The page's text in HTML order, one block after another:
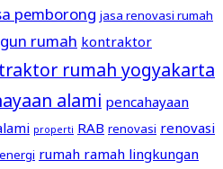
pemborong jasa renovasi rumah
rumah kontraktor
rumah yogyakarta
alami pencahayaan
properti RAB renovasi renovasi
rumah ramah lingkungan